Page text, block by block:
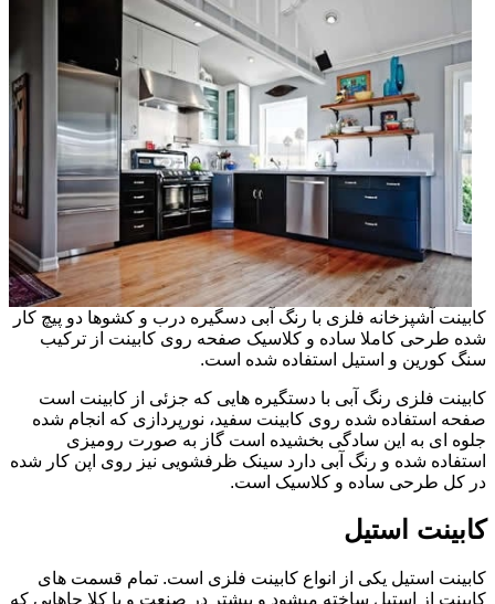
کابینت آشپزخانه فلزی با رنگ آبی دسگیره درب و کشوها دو پیچ کار
شده طرحی کاملا ساده و کلاسیک صفحه روی کابینت از ترکیب
سنگ کورین و استیل استفاده شده است.
کابینت فلزی رنگ آبی با دستگیره هایی که جزئی از کابینت است
صفحه استفاده شده روی کابینت سفید، نورپردازی که انجام شده
جلوه ای به این سادگی بخشیده است گاز به صورت رومیزی
استفاده شده و رنگ آبی دارد سینک ظرفشویی نیز روی اپن کار شده
در کل طرحی ساده و کلاسیک است.
کابینت استیل
کابینت استیل یکی از انواع کابینت فلزی است. تمام قسمت های
کابینت از استیل ساخته میشود و بیشتر در صنعت و یا کلا جاهایی که